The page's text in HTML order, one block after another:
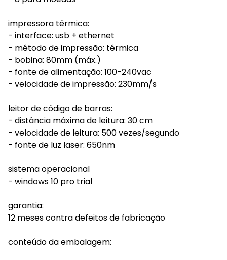
impressora térmica:
- interface: usb + ethernet
- método de impressão: térmica
- bobina: 80mm (máx.)
- fonte de alimentação: 100-240vac
- velocidade de impressão: 230mm/s
leitor de código de barras:
- distância máxima de leitura: 30 cm
- velocidade de leitura: 500 vezes/segundo
- fonte de luz laser: 650nm
sistema operacional
- windows 10 pro trial
garantia:
12 meses contra defeitos de fabricação
conteúdo da embalagem: